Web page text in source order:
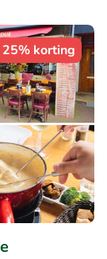
25% korting